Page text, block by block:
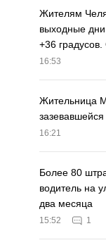
Жителям
выходные
+36 градусов.
16:53
Жительница
16:21
Более 80
водитель на
два месяца
15:52 1